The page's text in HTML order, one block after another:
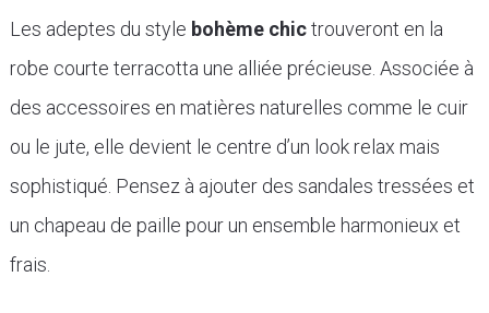
Les adeptes du style bohème chictrouveront en la
robe courte terracotta une alliée précieuse. Associée à
des accessoires en matières naturelles comme le cuir
ou le jute, elle devient le centre d’un look relax mais
sophistiqué. Pensez à ajouter des sandales tressées et
un chapeau de paille pour un ensemble harmonieux et
frais.